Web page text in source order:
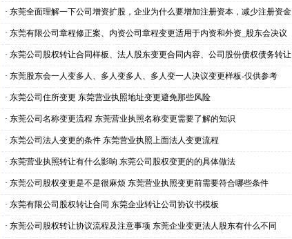
· 东莞全面理解一下公司增资扩股，企业为什么要增加注册资本，减少注册资金
· 东莞有限公司章程修正案、内资公司章程变更适用于内资和外资_股东会决议
· 东莞公司股权转让合同样板、法人股东变更合同内容、公司股份债权债务转让
· 东莞股东会一人变多人、多人变多人、多人变一人决议变更样板-仅供参考
· 东莞公司住所变更 东莞营业执照地址变更避免那些风险
· 东莞公司名称变更流程 东莞营业执照名称变更需要了解的知识
· 东莞公司法人变更的条件 东莞营业执照上面法人变更流程
· 东莞营业执照转让有什么影响 东莞公司股权变更的的具体做法
· 东莞公司股权变更是不是很麻烦 东莞营业执照变更前需要符合哪些条件
· 东莞有限公司股权转让合同 东莞企业转让公司协议书模板
· 东莞公司股权转让协议流程及注意事项 东莞企业变更法人股东有什么不同